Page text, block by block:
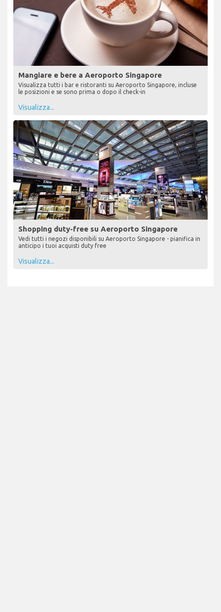
Mangiare e bere a Aeroporto Singapore
Visualizza tutti i bar e ristoranti su Aeroporto Singapore, incluse
le posizioni e se sono prima o dopo il check-in
Visualizza...
Shopping duty-free su Aeroporto Singapore
Vedi tutti i negozi disponibili su Aeroporto Singapore - pianifica in
anticipo i tuoi acquisti duty free
Visualizza...